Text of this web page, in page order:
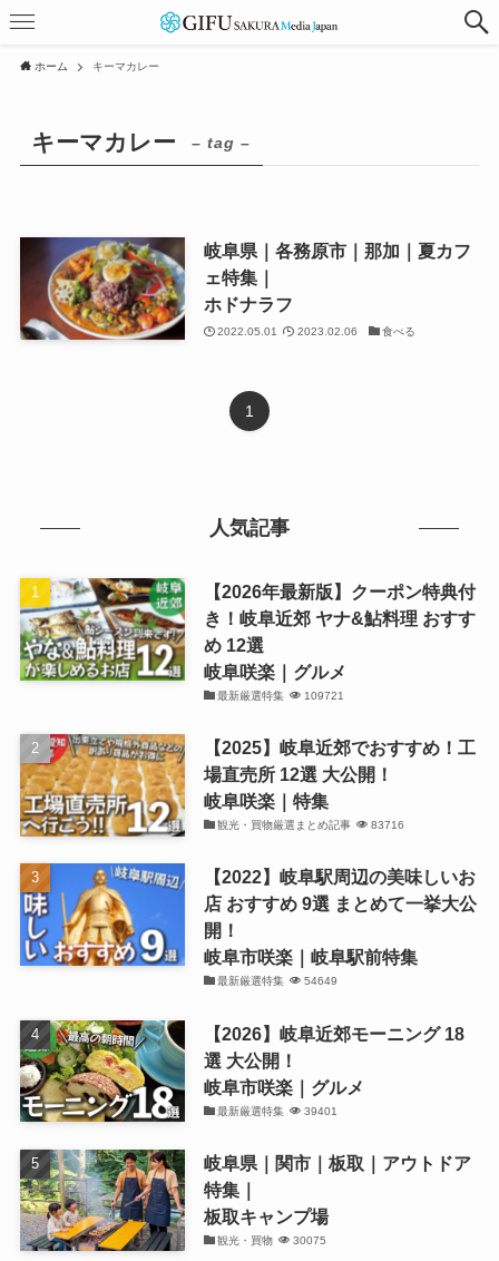
ホーム キーマカレー
キーマカレー – tag –
岐阜県｜各務原市｜那加｜夏カフ
ェ特集｜
ホドナラフ
2022.05.01 2023.02.06 食べる
1
人気記事
【2026年最新版】クーポン特典付
き！岐阜近郊 ヤナ&鮎料理 おすす
め 12選
岐阜咲楽｜グルメ
最新厳選特集 109721
【2025】岐阜近郊でおすすめ！工
場直売所 12選 大公開！
岐阜咲楽｜特集
観光・買物厳選まとめ記事 83716
【2022】岐阜駅周辺の美味しいお
店 おすすめ 9選 まとめて一挙大公
開！
岐阜市咲楽｜岐阜駅前特集
最新厳選特集 54649
【2026】岐阜近郊モーニング 18
選 大公開！
岐阜市咲楽｜グルメ
最新厳選特集 39401
岐阜県｜関市｜板取｜アウトドア
特集｜
板取キャンプ場
観光・買物 30075